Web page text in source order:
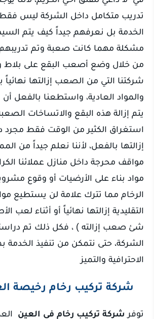
تدريب متكامل داخل الشركة ليس فقط
الخدمة بل نعرفهم جيداً كيف يتم
مشكلة مهما كانت صعبة وتم
من خلال وضع أصعب البقع على بلاط
شركتنا التي من الصعب إزالتها
والمواد العادية، واستطعنا بالفعل
يتم إزالة هذه البقع والاتساخات
استغراق الكثير من الوقت فقط مجرد
إزالتها بالفعل، لأننا نعلم جيداً من
مواقف محرجة داخل منازل عملائنا
مواد بناء على الأرضيات أو وقوع
الرخام مما تترك علامة لن يستطيع
التقليدية إزالتها نهائياً أو أثناء لعب
شئ صعب إزالته ) ، فكل ذلك تم
الشركة، حتى نتمكن من تنفيذ
الاحترافية والتميز
شركة تركيب رخام رخيصة
توفر شركة تركيب رخام في العين